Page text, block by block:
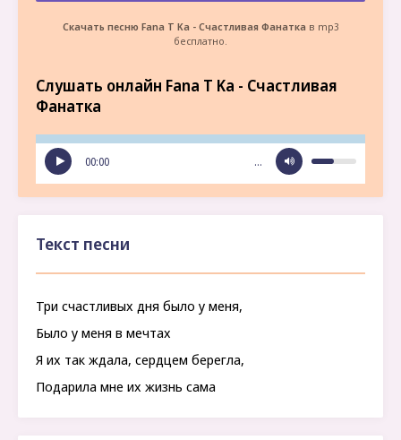
Скачать песню Fana T Ka - Счастливая Фанатка в mp3
бесплатно.
Слушать онлайн Fana T Ka - Счастливая
Фанатка
00:00 …
Текст песни
Три счастливых дня было у меня,
Было у меня в мечтах
Я их так ждала, сердцем берегла,
Подарила мне их жизнь сама